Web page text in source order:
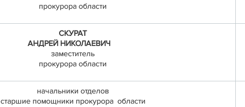
прокурора области
СКУРАТ
АНДРЕЙ НИКОЛАЕВИЧ
заместитель
прокурора области
начальники отделов
старшие помощники прокурора области